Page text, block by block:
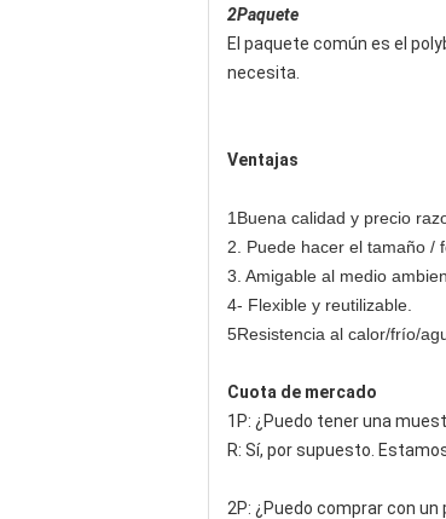
2Paquete
El paquete común es el
necesita.
Ventajas
1Buena calidad y precio
2. Puede hacer el tamaño /
3. Amigable al medio
4- Flexible y reutilizable.
5Resistencia al calor/frío/
Cuota de mercado
1P: ¿Puedo tener una
R: Sí, por supuesto.
2P: ¿Puedo comprar con un